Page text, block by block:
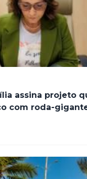
assina projeto
com roda-